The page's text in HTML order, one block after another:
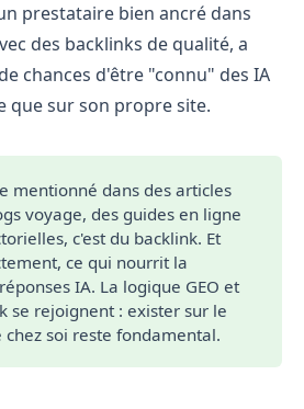
prestataire bien ancré dans
des backlinks de qualité, a
chances d'être "connu" des IA
que sur son propre site.
mentionné dans des articles
voyage, des guides en ligne
c'est du backlink. Et
ce qui nourrit la
IA. La logique GEO et
se rejoignent : exister sur le
soi reste fondamental.